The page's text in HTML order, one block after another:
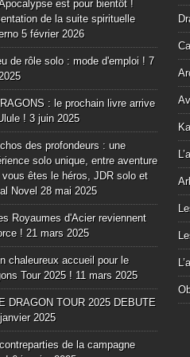
est pour bientôt !
de la suite spirituelle
5 février 2026
de rôle solo : mode d'emploi ! 7
: le prochain livre arrive
! 3 juin 2025
des profondeurs : une
solo unique, entre aventure
vous êtes le héros, JDR solo et
Novel 28 mai 2025
Royaumes d'Acier reviennent
! 21 mars 2025
chaleureux accueil pour le
Tour 2025 ! 11 mars 2025
DRAGON TOUR 2025 DEBUTE
2025
de la campagne